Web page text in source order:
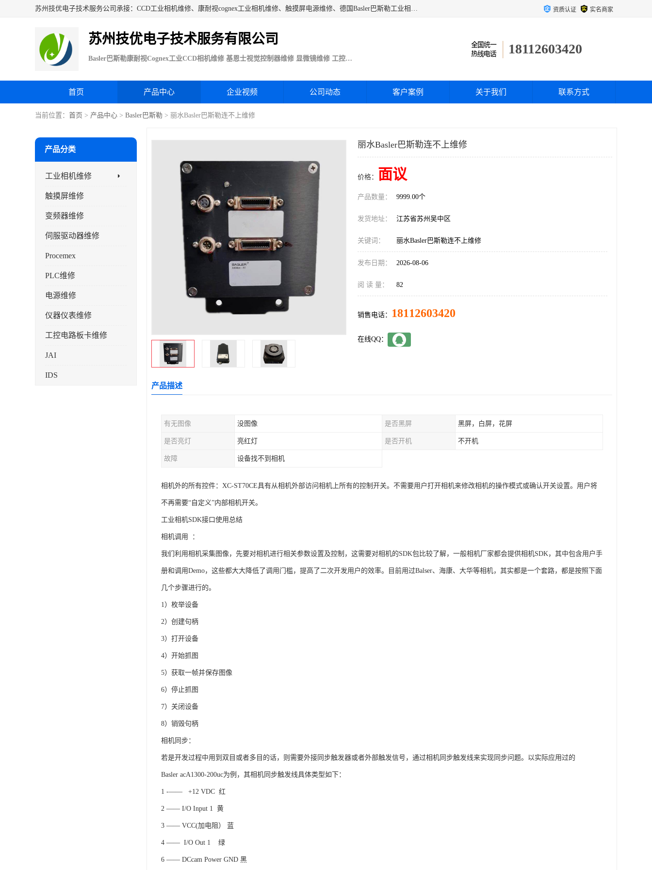
苏州技优电子技术服务公司承接：CCD工业相机维修、康耐视cognex工业相机维修、触摸屏电源维修、德国Basler巴斯勒工业相机维修、科研蛋白分析仪制冷相机维修等各种设备维修。公司客户行业涉及机械制造、注塑业、橡胶、电路板制造工厂、印刷、电梯、汽车生产、发电、电镀、医疗、食品、包装等。 资质认证 实名商家
苏州技优电子技术服务有限公司
Basler巴斯勒康耐视Cognex工业CCD相机维修 基恩士视觉控制器维修 显微镜维修 工控触摸屏电源电路板维修
18112603420
首页 产品中心 企业视频 公司动态 客户案例 关于我们 联系方式
当前位置： 首页 > 产品中心 > Basler巴斯勒 > 丽水Basler巴斯勒连不上维修
产品分类
工业相机维修
触摸屏维修
变频器维修
伺服驱动器维修
Procemex
PLC维修
电源维修
仪器仪表维修
工控电路板卡维修
JAI
IDS
丽水Basler巴斯勒连不上维修
价格： 面议
产品数量： 9999.00个
发货地址： 江苏省苏州吴中区
关键词： 丽水Basler巴斯勒连不上维修
发布日期： 2026-08-06
阅 读 量： 82
销售电话： 18112603420
在线QQ：
产品描述
有无图像 没图像 是否黑屏 黑屏，白屏，花屏
是否亮灯 亮红灯 是否开机 不开机
故障 设备找不到相机
相机外的所有控件：XC-ST70CE具有从相机外部访问相机上所有的控制开关。不需要用户打开相机来修改相机的操作模式或确认开关设置。用户将
不再需要“自定义”内部相机开关。
工业相机SDK接口使用总结
相机调用 ：
我们利用相机采集图像，先要对相机进行相关参数设置及控制，这需要对相机的SDK包比较了解，一般相机厂家都会提供相机SDK，其中包含用户手
册和调用Demo，这些都大大降低了调用门槛，提高了二次开发用户的效率。目前用过Balser、海康、大华等相机，其实都是一个套路，都是按照下面
几个步骤进行的。
1）枚举设备
2）创建句柄
3）打开设备
4）开始抓图
5）获取一帧并保存图像
6）停止抓图
7）关闭设备
8）销毁句柄
相机同步：
若是开发过程中用到双目或者多目的话，则需要外接同步触发器或者外部触发信号，通过相机同步触发线来实现同步问题。以实际应用过的
Basler acA1300-200uc为例，其相机同步触发线具体类型如下：
1 -—— +12 VDC 红
2 —— I/O Input 1 黄
3 —— VCC(加电阻） 蓝
4 —— I/O Out 1 绿
6 —— DCcam Power GND 黑